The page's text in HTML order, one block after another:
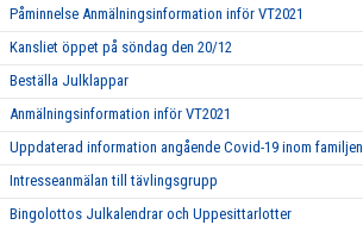
Påminnelse Anmälningsinformation inför VT2021
Kansliet öppet på söndag den 20/12
Beställa Julklappar
Anmälningsinformation inför VT2021
Uppdaterad information angående Covid-19 inom familjen
Intresseanmälan till tävlingsgrupp
Bingolottos Julkalendrar och Uppesittarlotter